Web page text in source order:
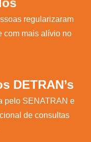
regularizaram
com mais alívio no
DETRAN’s
pelo SENATRAN e
de consultas